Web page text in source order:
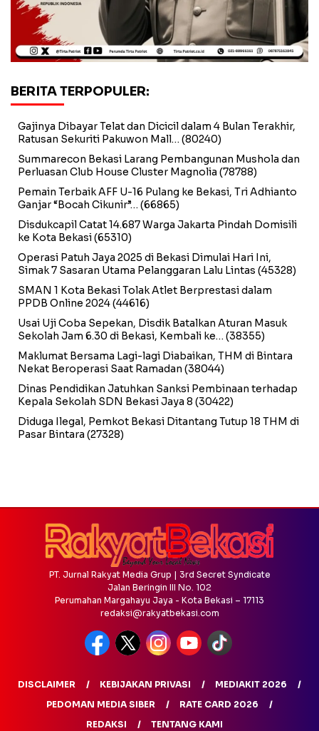
BERITA TERPOPULER:
Gajinya Dibayar Telat dan Dicicil dalam 4 Bulan Terakhir,
Ratusan Sekuriti Pakuwon Mall… (80240)
Summarecon Bekasi Larang Pembangunan Mushola dan
Perluasan Club House Cluster Magnolia (78788)
Pemain Terbaik AFF U-16 Pulang ke Bekasi, Tri Adhianto
Ganjar “Bocah Cikunir”… (66865)
Disdukcapil Catat 14.687 Warga Jakarta Pindah Domisili
ke Kota Bekasi(65310)
Operasi Patuh Jaya 2025 di Bekasi Dimulai Hari Ini,
Simak 7 Sasaran Utama Pelanggaran Lalu Lintas (45328)
SMAN 1 Kota Bekasi Tolak Atlet Berprestasi dalam
PPDB Online 2024(44616)
Usai Uji Coba Sepekan, Disdik Batalkan Aturan Masuk
Sekolah Jam 6.30 di Bekasi, Kembali ke… (38355)
Maklumat Bersama Lagi-lagi Diabaikan, THM di Bintara
Nekat Beroperasi Saat Ramadan (38044)
Dinas Pendidikan Jatuhkan Sanksi Pembinaan terhadap
Kepala Sekolah SDN Bekasi Jaya 8 (30422)
Diduga Ilegal, Pemkot Bekasi Ditantang Tutup 18 THM di
Pasar Bintara (27328)
PT. Jurnal Rakyat Media Grup | 3rd Secret Syndicate
Jalan Beringin III No. 102
Perumahan Margahayu Jaya - Kota Bekasi – 17113
redaksi@rakyatbekasi.com
DISCLAIMER KEBIJAKAN PRIVASI
MEDIAKIT 2026
PEDOMAN MEDIA SIBER
RATE CARD 2026
REDAKSI
TENTANG KAMI